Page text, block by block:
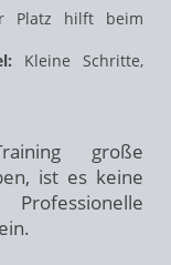
Platz hilft beim
Kleine Schritte,
große
ist es keine